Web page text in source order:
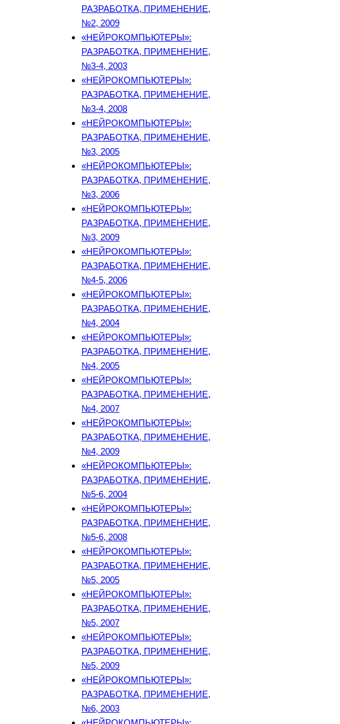
РАЗРАБОТКА, ПРИМЕНЕНИЕ,
№2, 2009
«НЕЙРОКОМПЬЮТЕРЫ»:
РАЗРАБОТКА, ПРИМЕНЕНИЕ,
№3-4, 2003
«НЕЙРОКОМПЬЮТЕРЫ»:
РАЗРАБОТКА, ПРИМЕНЕНИЕ,
№3-4, 2008
«НЕЙРОКОМПЬЮТЕРЫ»:
РАЗРАБОТКА, ПРИМЕНЕНИЕ,
№3, 2005
«НЕЙРОКОМПЬЮТЕРЫ»:
РАЗРАБОТКА, ПРИМЕНЕНИЕ,
№3, 2006
«НЕЙРОКОМПЬЮТЕРЫ»:
РАЗРАБОТКА, ПРИМЕНЕНИЕ,
№3, 2009
«НЕЙРОКОМПЬЮТЕРЫ»:
РАЗРАБОТКА, ПРИМЕНЕНИЕ,
№4-5, 2006
«НЕЙРОКОМПЬЮТЕРЫ»:
РАЗРАБОТКА, ПРИМЕНЕНИЕ,
№4, 2004
«НЕЙРОКОМПЬЮТЕРЫ»:
РАЗРАБОТКА, ПРИМЕНЕНИЕ,
№4, 2005
«НЕЙРОКОМПЬЮТЕРЫ»:
РАЗРАБОТКА, ПРИМЕНЕНИЕ,
№4, 2007
«НЕЙРОКОМПЬЮТЕРЫ»:
РАЗРАБОТКА, ПРИМЕНЕНИЕ,
№4, 2009
«НЕЙРОКОМПЬЮТЕРЫ»:
РАЗРАБОТКА, ПРИМЕНЕНИЕ,
№5-6, 2004
«НЕЙРОКОМПЬЮТЕРЫ»:
РАЗРАБОТКА, ПРИМЕНЕНИЕ,
№5-6, 2008
«НЕЙРОКОМПЬЮТЕРЫ»:
РАЗРАБОТКА, ПРИМЕНЕНИЕ,
№5, 2005
«НЕЙРОКОМПЬЮТЕРЫ»:
РАЗРАБОТКА, ПРИМЕНЕНИЕ,
№5, 2007
«НЕЙРОКОМПЬЮТЕРЫ»:
РАЗРАБОТКА, ПРИМЕНЕНИЕ,
№5, 2009
«НЕЙРОКОМПЬЮТЕРЫ»:
РАЗРАБОТКА, ПРИМЕНЕНИЕ,
№6, 2003